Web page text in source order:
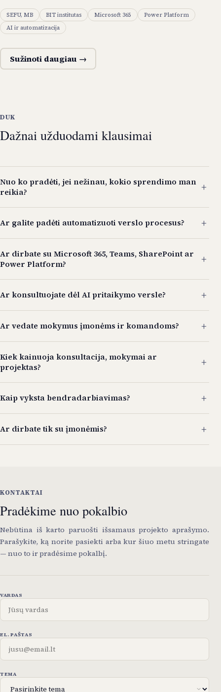
SEFU, MB BIT institutas Microsoft 365
Power Platform
AI ir automatizacija
Sužinoti daugiau →
DUK
Dažnai užduodami klausimai
Nuo ko pradėti, jei nežinau, kokio sprendimo man
reikia?
+
Ar galite padėti automatizuoti verslo procesus? +
Ar dirbate su Microsoft 365, Teams, SharePoint ar
Power Platform?
+
Ar konsultuojate dėl AI pritaikymo versle? +
Ar vedate mokymus įmonėms ir komandoms? +
Kiek kainuoja konsultacija, mokymai ar
projektas?
+
Kaip vyksta bendradarbiavimas? +
Ar dirbate tik su įmonėmis? +
KONTAKTAI
Pradėkime nuo pokalbio
Nebūtina iš karto paruošti išsamaus projekto aprašymo.
Parašykite, ką norite pasiekti arba kur šiuo metu stringate
— nuo to ir pradėsime pokalbį.
VARDAS
EL. PAŠTAS
TEMA